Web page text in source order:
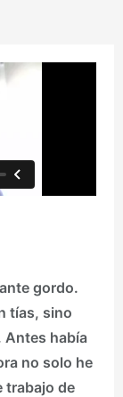
gordo.
tías, sino
Antes había
no solo he
trabajo de